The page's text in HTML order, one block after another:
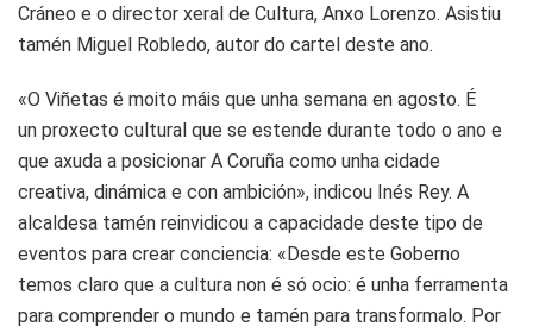
Cráneo e o director xeral de Cultura, Anxo Lorenzo. Asistiu
tamén Miguel Robledo, autor do cartel deste ano.
«O Viñetas é moito máis que unha semana en agosto. É
un proxecto cultural que se estende durante todo o ano e
que axuda a posicionar A Coruña como unha cidade
creativa, dinámica e con ambición», indicou Inés Rey. A
alcaldesa tamén reinvidicou a capacidade deste tipo de
eventos para crear conciencia: «Desde este Goberno
temos claro que a cultura non é só ocio: é unha ferramenta
para comprender o mundo e tamén para transformalo. Por